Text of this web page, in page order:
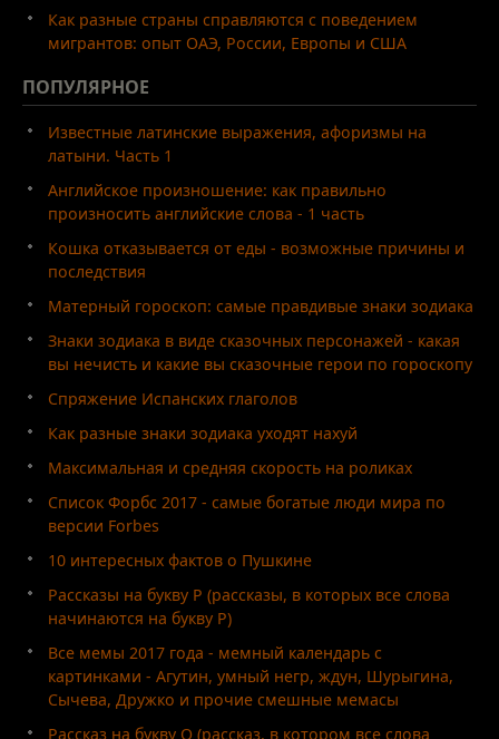
Как разные страны справляются с поведением
мигрантов: опыт ОАЭ, России, Европы и США
ПОПУЛЯРНОЕ
Известные латинские выражения, афоризмы на
латыни. Часть 1
Английское произношение: как правильно
произносить английские слова - 1 часть
Кошка отказывается от еды - возможные причины и
последствия
Матерный гороскоп: самые правдивые знаки зодиака
Знаки зодиака в виде сказочных персонажей - какая
вы нечисть и какие вы сказочные герои по гороскопу
Спряжение Испанских глаголов
Как разные знаки зодиака уходят нахуй
Максимальная и средняя скорость на роликах
Список Форбс 2017 - самые богатые люди мира по
версии Forbes
10 интересных фактов о Пушкине
Рассказы на букву Р (рассказы, в которых все слова
начинаются на букву Р)
Все мемы 2017 года - мемный календарь с
картинками - Агутин, умный негр, ждун, Шурыгина,
Сычева, Дружко и прочие смешные мемасы
Рассказ на букву О (рассказ, в котором все слова